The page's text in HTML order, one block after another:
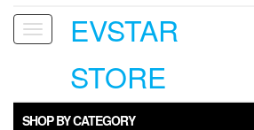
Toggle
navigationEVSTAR
STORE
SHOP BY CATEGORY